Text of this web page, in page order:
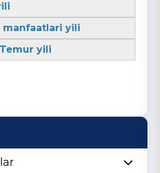
manfaatlari yili
yili